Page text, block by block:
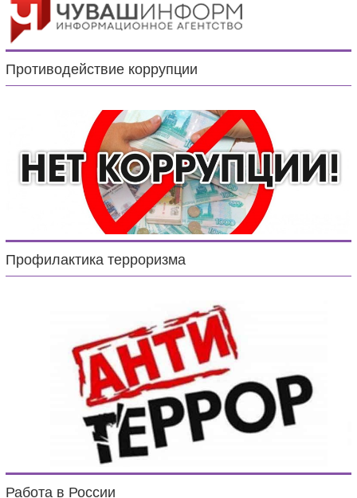
Противодействие коррупции
Профилактика терроризма
Работа в России